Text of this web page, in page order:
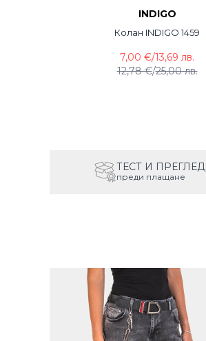
INDIGO
Колан INDIGO 1459
12,78 €/25,00 лв.
7,00 €/13,69 лв.
ТЕСТ И ПРЕГЛЕД
преди плащане